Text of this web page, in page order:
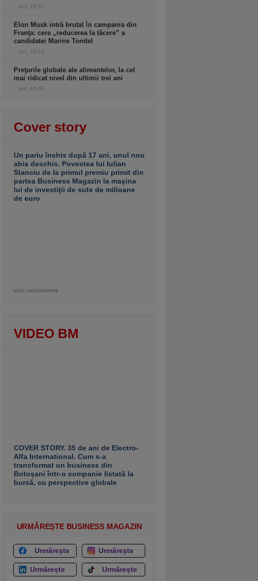
ieri, 18:11
Elon Musk intră brutal în campania din
Franţa: cere „reducerea la tăcere” a
candidatei Marine Tondel
ieri, 18:10
Preţurile globale ale alimentelor, la cel
mai ridicat nivel din ultimii trei ani
ieri, 18:09
Cover story
Un pariu închis după 17 ani, unul nou
abia deschis. Povestea lui Iulian
Stanciu de la primul premiu primit din
partea Business Magazin la maşina
lui de investiţii de sute de milioane
de euro
vezi continuarea
VIDEO BM
COVER STORY. 35 de ani de Electro-
Alfa International. Cum s-a
transformat un business din
Botoşani într-o companie listată la
bursă, cu perspective globale
URMĂREȘTE BUSINESS MAGAZIN
Urmărește Urmărește
Urmărește Urmărește